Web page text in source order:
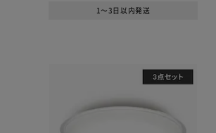
1～3日以内発送